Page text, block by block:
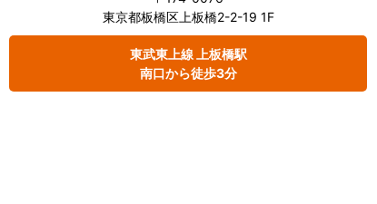
東京都板橋区上板橋2-2-19 1F
東武東上線 上板橋駅
南口から徒歩3分